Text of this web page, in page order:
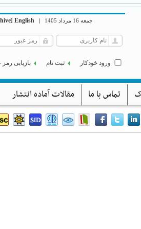
جمعه 16 مرداد 1405 |
English
]
ورود خودکار ثبت نام بازیابی رمز
تماس با ما مقالات آماده انتشار